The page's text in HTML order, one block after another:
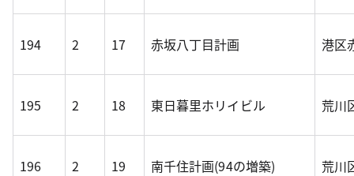
194 2 17 赤坂八丁目計画 港区
195 2 18 東日暮里ホリイビル 荒川
196 2 19 南千住計画(94の増築) 荒川